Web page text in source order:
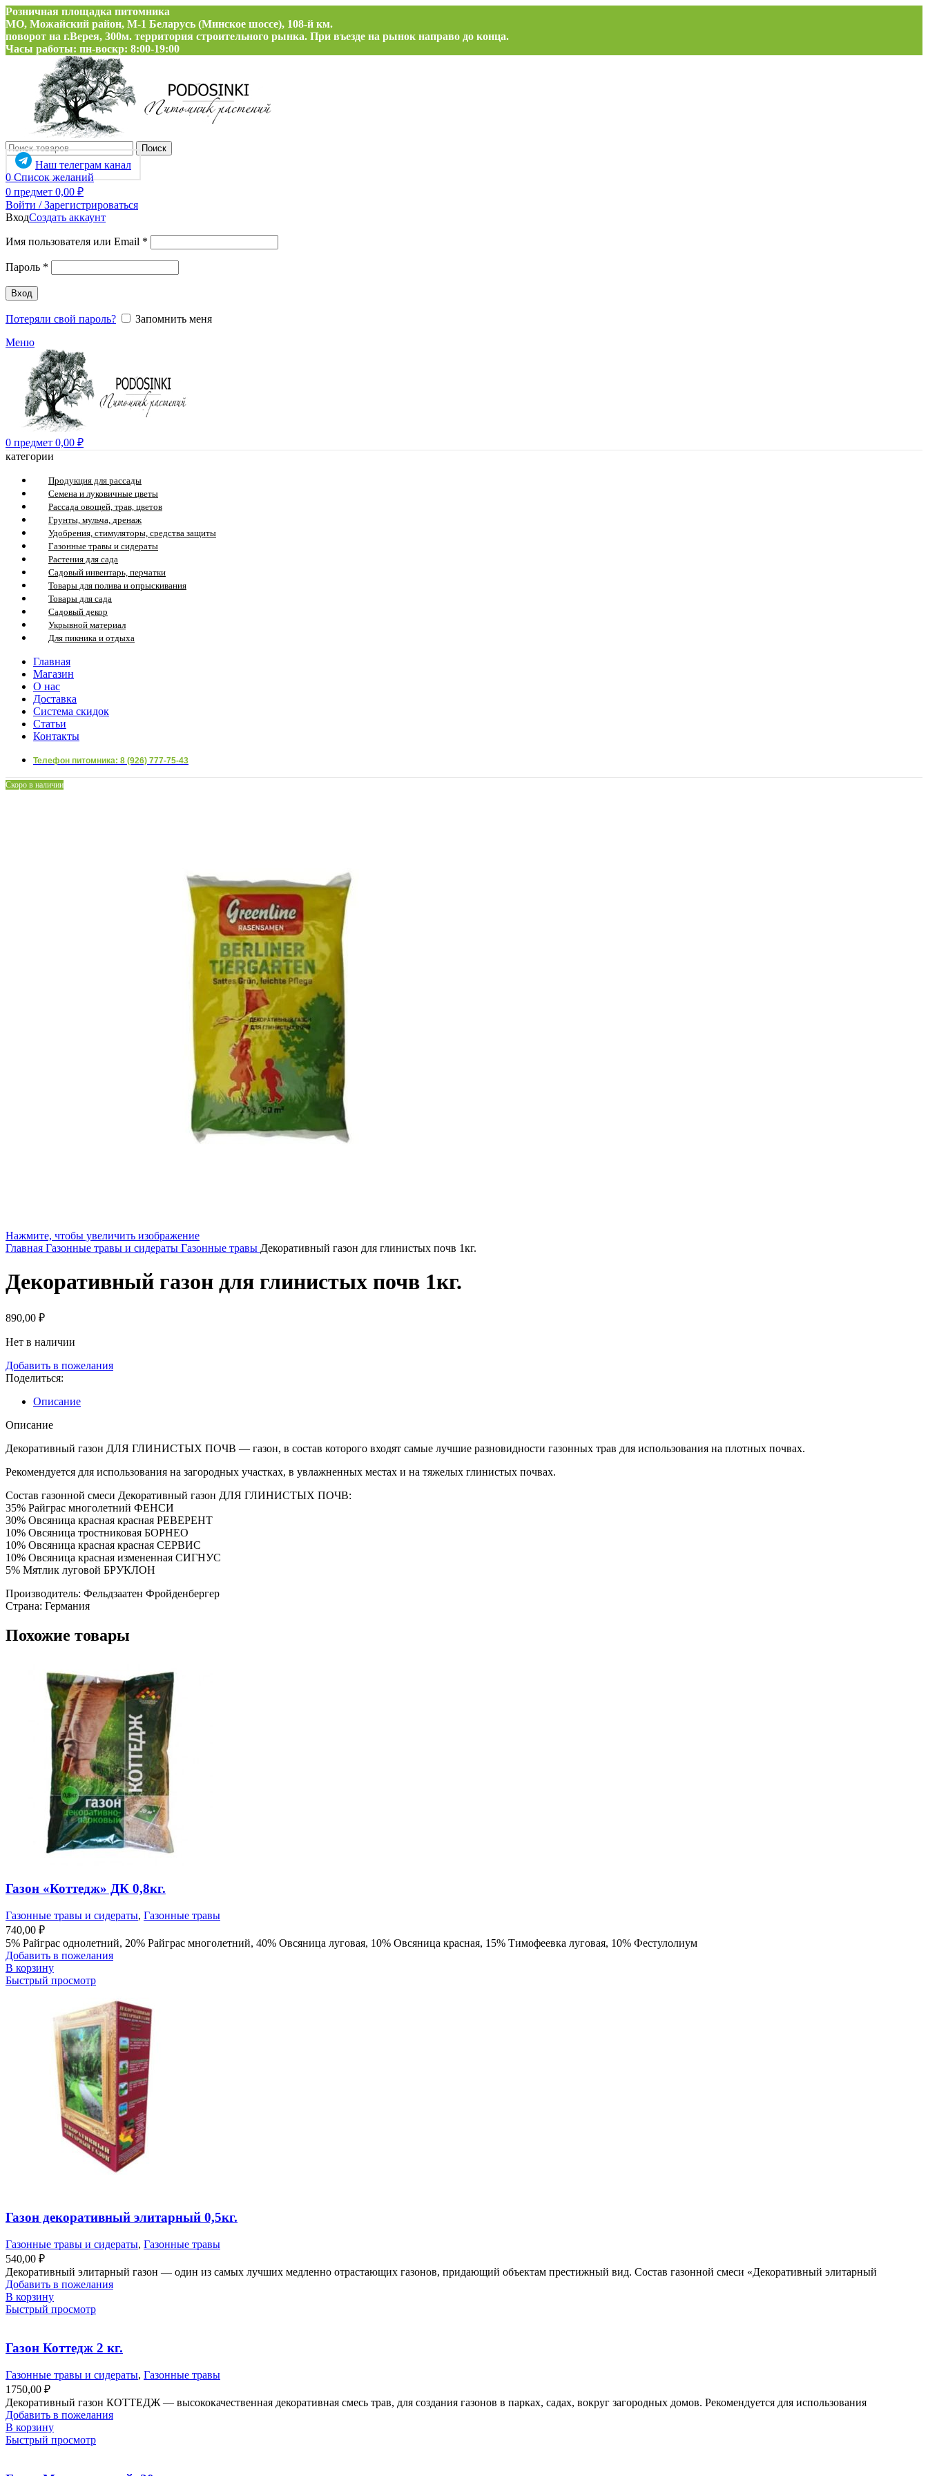
Розничная площадка питомника
МО, Можайский район, М-1 Беларусь (Минское шоссе), 108-й км.
поворот на г.Верея, 300м. территория строительного рынка. При въезде на рынок направо до конца.
Часы работы: пн-воскр: 8:00-19:00
Поиск
Наш телеграм канал
0 Список желаний
0 предмет 0,00 ₽
Войти / Зарегистрироваться
ВходСоздать аккаунт
Имя пользователя или Email *
Пароль *
Вход
Потеряли свой пароль?
Запомнить меня
Меню
0 предмет 0,00 ₽
категории
Продукция для рассады
Семена и луковичные цветы
Рассада овощей, трав, цветов
Грунты, мульча, дренаж
Удобрения, стимуляторы, средства защиты
Газонные травы и сидераты
Растения для сада
Садовый инвентарь, перчатки
Товары для полива и опрыскивания
Товары для сада
Садовый декор
Укрывной материал
Для пикника и отдыха
Главная
Магазин
О нас
Доставка
Система скидок
Статьи
Контакты
Телефон питомника: 8 (926) 777-75-43
Скоро в наличии
Нажмите, чтобы увеличить изображение
Главная Газонные травы и сидераты Газонные травы Декоративный газон для глинистых почв 1кг.
Декоративный газон для глинистых почв 1кг.
890,00 ₽
Нет в наличии
Добавить в пожелания
Поделиться:
Описание
Описание
Декоративный газон ДЛЯ ГЛИНИСТЫХ ПОЧВ — газон, в состав которого входят самые лучшие разновидности газонных трав для использования на плотных почвах.
Рекомендуется для использования на загородных участках, в увлажненных местах и на тяжелых глинистых почвах.
Состав газонной смеси Декоративный газон ДЛЯ ГЛИНИСТЫХ ПОЧВ:
35% Райграс многолетний ФЕНСИ
30% Овсяница красная красная РЕВЕРЕНТ
10% Овсяница тростниковая БОРНЕО
10% Овсяница красная красная СЕРВИС
10% Овсяница красная измененная СИГНУС
5% Мятлик луговой БРУКЛОН
Производитель: Фельдзаатен Фройденбергер
Страна: Германия
Похожие товары
Газон «Коттедж» ДК 0,8кг.
Газонные травы и сидераты, Газонные травы
740,00 ₽
5% Райграс однолетний, 20% Райграс многолетний, 40% Овсяница луговая, 10% Овсяница красная, 15% Тимофеевка луговая, 10% Фестулолиум
Добавить в пожелания
В корзину
Быстрый просмотр
Газон декоративный элитарный 0,5кг.
Газонные травы и сидераты, Газонные травы
540,00 ₽
Декоративный элитарный газон — один из самых лучших медленно отрастающих газонов, придающий объектам престижный вид. Состав газонной смеси «Декоративный элитарный
Добавить в пожелания
В корзину
Быстрый просмотр
Газон Коттедж 2 кг.
Газонные травы и сидераты, Газонные травы
1750,00 ₽
Декоративный газон КОТТЕДЖ — высококачественная декоративная смесь трав, для создания газонов в парках, садах, вокруг загородных домов. Рекомендуется для использования
Добавить в пожелания
В корзину
Быстрый просмотр